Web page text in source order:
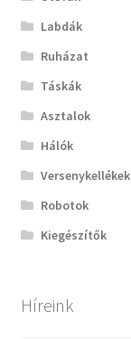
Labdák
Ruházat
Táskák
Asztalok
Hálók
Versenykellékek
Robotok
Kiegészítők
Híreink